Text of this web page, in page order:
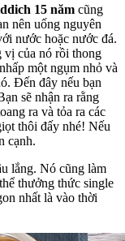
15 năm cũng
nên uống nguyên
nước hoặc nước đá.
của nó rồi thong
một ngụm nhỏ và
Đến đây nếu bạn
sẽ nhận ra rằng
ra và tỏa ra các
thôi đấy nhé! Nếu
cạnh.
lắng. Nó cũng làm
thưởng thức single
nhất là vào thời